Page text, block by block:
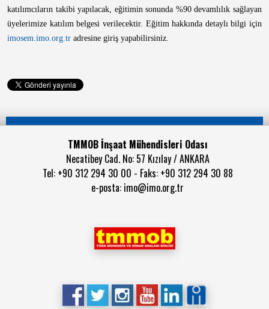
katılımcıların takibi yapılacak, eğitimin sonunda %90 devamlılık sağlayan
üyelerimize katılım belgesi verilecektir. Eğitim hakkında detaylı bilgi için
imosem.imo.org.tr adresine giriş yapabilirsiniz.
TMMOB İnşaat Mühendisleri Odası
Necatibey Cad. No: 57 Kızılay / ANKARA
Tel: +90 312 294 30 00 - Faks: +90 312 294 30 88
e-posta: imo@imo.org.tr